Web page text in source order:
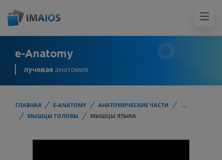
e-Anatomy
лучевая анатомия
ГЛАВНАЯ E-ANATOMY АНАТОМИЧЕСКИЕ ЧАСТИ
...
МЫШЦЫ ГОЛОВЫ
МЫШЦЫ ЯЗЫКА